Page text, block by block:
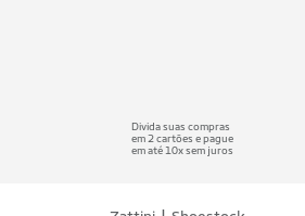
Divida suas compras
em 2 cartões e pague
em até 10x sem juros